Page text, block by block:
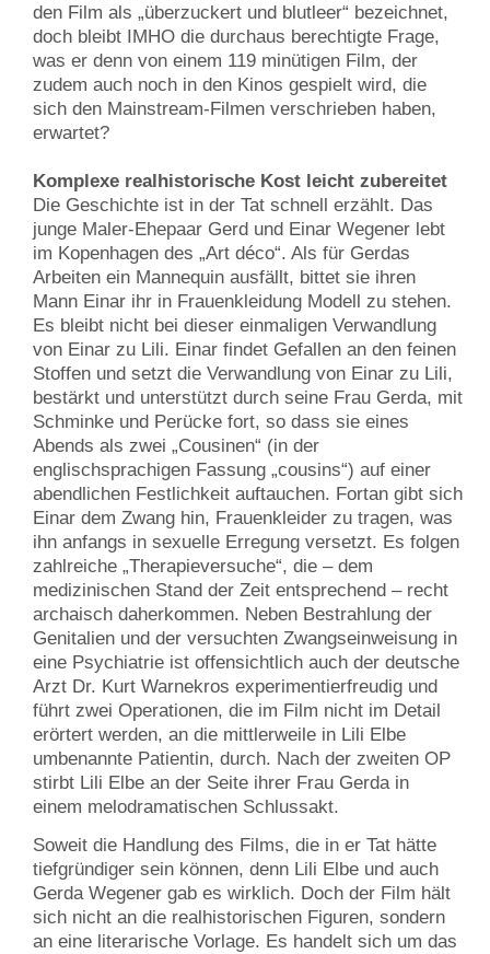
den Film als „überzuckert und blutleer“ bezeichnet,
doch bleibt IMHO die durchaus berechtigte Frage,
was er denn von einem 119 minütigen Film, der
zudem auch noch in den Kinos gespielt wird, die
sich den Mainstream-Filmen verschrieben haben,
erwartet?
Komplexe realhistorische Kost leicht zubereitet
Die Geschichte ist in der Tat schnell erzählt. Das
junge Maler-Ehepaar Gerd und Einar Wegener lebt
im Kopenhagen des „Art déco“. Als für Gerdas
Arbeiten ein Mannequin ausfällt, bittet sie ihren
Mann Einar ihr in Frauenkleidung Modell zu stehen.
Es bleibt nicht bei dieser einmaligen Verwandlung
von Einar zu Lili. Einar findet Gefallen an den feinen
Stoffen und setzt die Verwandlung von Einar zu Lili,
bestärkt und unterstützt durch seine Frau Gerda, mit
Schminke und Perücke fort, so dass sie eines
Abends als zwei „Cousinen“ (in der
englischsprachigen Fassung „cousins“) auf einer
abendlichen Festlichkeit auftauchen. Fortan gibt sich
Einar dem Zwang hin, Frauenkleider zu tragen, was
ihn anfangs in sexuelle Erregung versetzt. Es folgen
zahlreiche „Therapieversuche“, die – dem
medizinischen Stand der Zeit entsprechend – recht
archaisch daherkommen. Neben Bestrahlung der
Genitalien und der versuchten Zwangseinweisung in
eine Psychiatrie ist offensichtlich auch der deutsche
Arzt Dr. Kurt Warnekros experimentierfreudig und
führt zwei Operationen, die im Film nicht im Detail
erörtert werden, an die mittlerweile in Lili Elbe
umbenannte Patientin, durch. Nach der zweiten OP
stirbt Lili Elbe an der Seite ihrer Frau Gerda in
einem melodramatischen Schlussakt.
Soweit die Handlung des Films, die in er Tat hätte
tiefgründiger sein können, denn Lili Elbe und auch
Gerda Wegener gab es wirklich. Doch der Film hält
sich nicht an die realhistorischen Figuren, sondern
an eine literarische Vorlage. Es handelt sich um das